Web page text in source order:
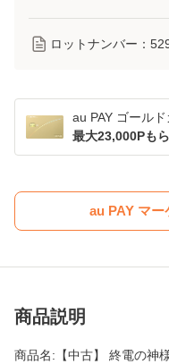
ロットナンバー：
au PAY ゴール
最大23,000Pも
au PAY マー
商品説明
商品名:【中古】 終電の神